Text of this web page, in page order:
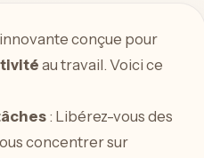
conçue pour
au travail. Voici ce
: Libérez-vous des
concentrer sur